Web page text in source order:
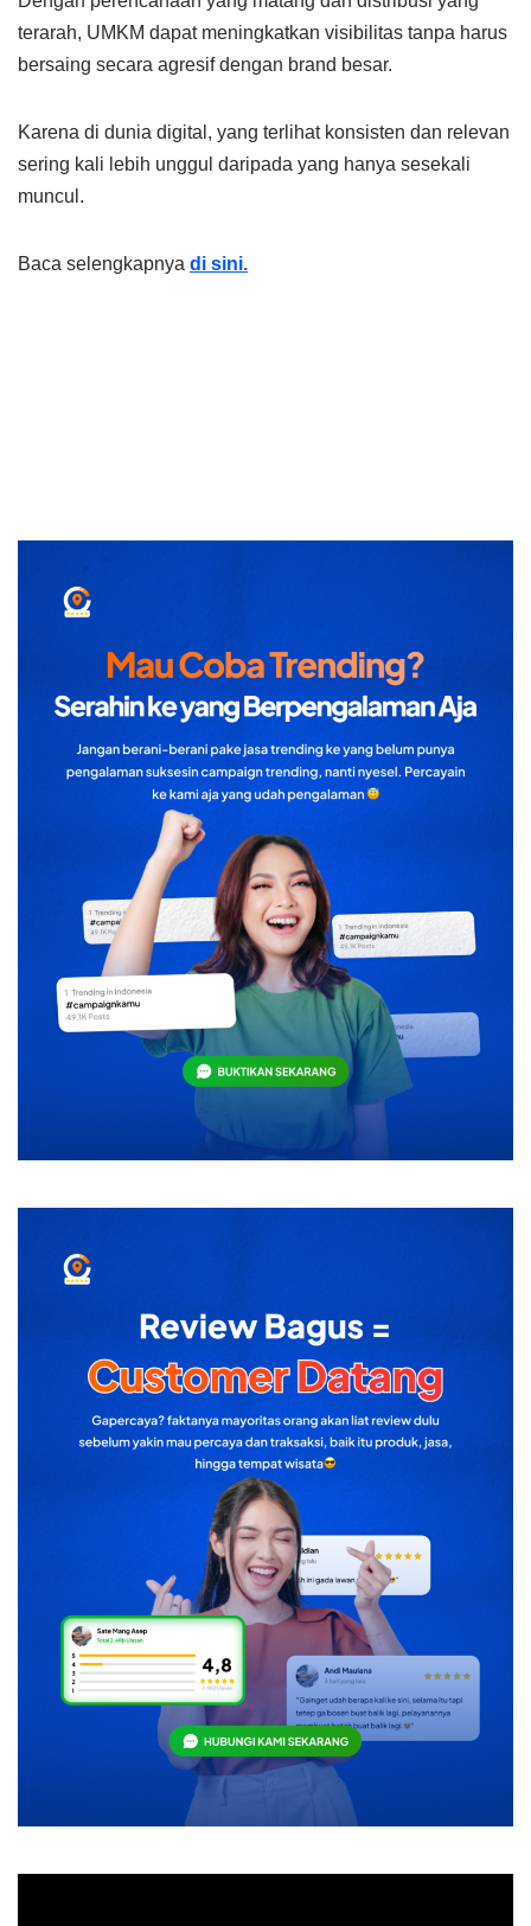
terarah, UMKM dapat meningkatkan visibilitas tanpa harus
bersaing secara agresif dengan brand besar.
Karena di dunia digital, yang terlihat konsisten dan relevan
sering kali lebih unggul daripada yang hanya sesekali
muncul.
Baca selengkapnya di sini.